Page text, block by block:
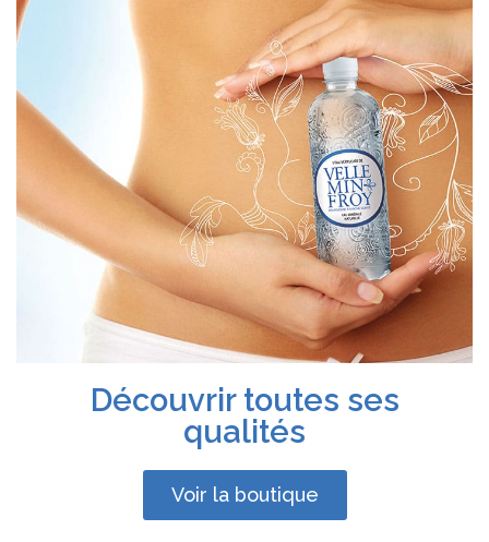
Découvrir toutes ses
qualités
Voir la boutique